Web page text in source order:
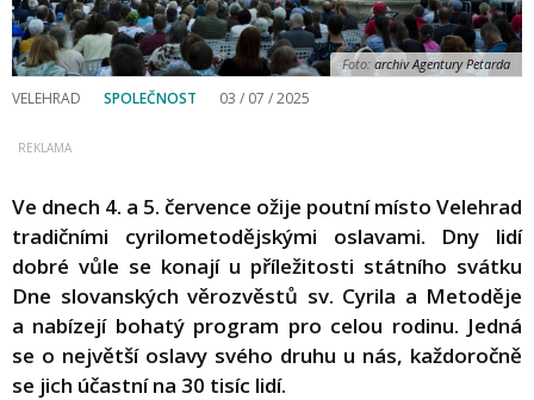
Foto: archiv Agentury Petarda
VELEHRAD SPOLEČNOST 03 / 07 / 2025
Ve dnech 4. a 5. července ožije poutní místo Velehrad
tradičními cyrilometodějskými oslavami. Dny lidí
dobré vůle se konají u příležitosti státního svátku
Dne slovanských věrozvěstů sv. Cyrila a Metoděje
a nabízejí bohatý program pro celou rodinu. Jedná
se o největší oslavy svého druhu u nás, každoročně
se jich účastní na 30 tisíc lidí.